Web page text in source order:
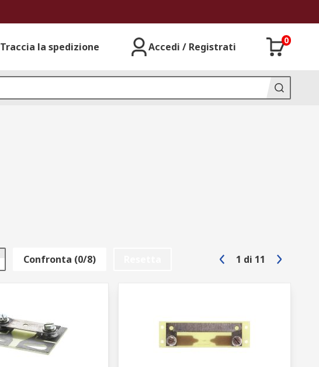
Traccia la spedizione Accedi / Registrati
0
Confronta (0/8) 1 di 11